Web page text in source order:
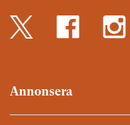
Annonsera